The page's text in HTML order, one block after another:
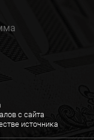
с сайта
источника